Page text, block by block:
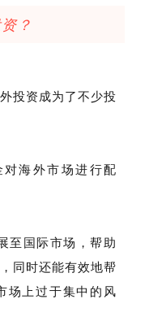
？
投资成为了不少投
海外市场进行配
至国际市场，帮助
同时还能有效地帮
场上过于集中的风